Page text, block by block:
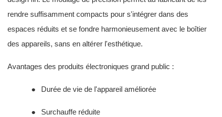
rendre suffisamment compacts pour s'intégrer dans des
espaces réduits et se fondre harmonieusement avec le boîtier
des appareils, sans en altérer l'esthétique.
Avantages des produits électroniques grand public :
● Durée de vie de l'appareil améliorée
● Surchauffe réduite